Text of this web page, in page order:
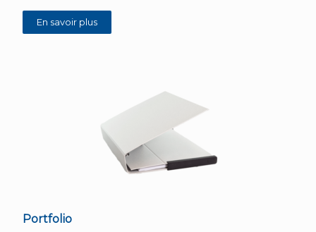
En savoir plus
Portfolio